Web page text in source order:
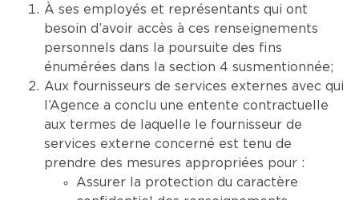
À ses employés et représentants qui ont
besoin d’avoir accès à ces renseignements
personnels dans la poursuite des fins
énumérées dans la section 4 susmentionnée;
Aux fournisseurs de services externes avec qui
l’Agence a conclu une entente contractuelle
aux termes de laquelle le fournisseur de
services externe concerné est tenu de
prendre des mesures appropriées pour :
Assurer la protection du caractère